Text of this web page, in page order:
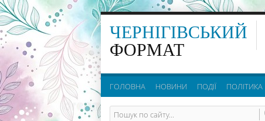
ЧЕРНІГІВСЬКИЙ
ФОРМАТ
ГОЛОВНА НОВИНИ ПОДІЇ ПОЛІТИКА